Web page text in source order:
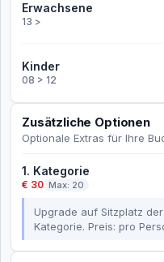
Erwachsene
13 >
Kinder
08 > 12
Zusätzliche Optionen
Optionale Extras für Ihre
1. Kategorie
€ 30 Max: 20
Upgrade auf Sitzplatz der
Kategorie. Preis: pro